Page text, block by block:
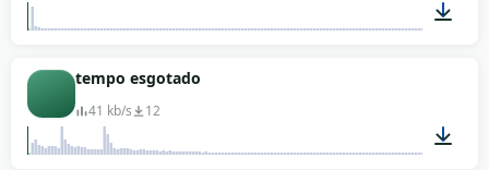
tempo esgotado
41 kb/s 12